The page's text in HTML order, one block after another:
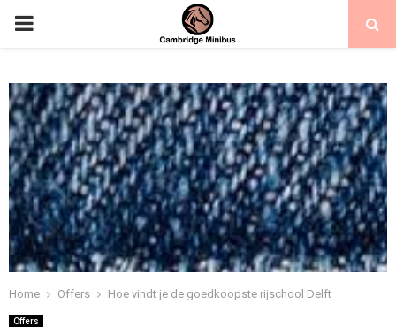
PRIMARY
Home Offers Hoe vindt je de goedkoopste rijschool Delft
Offers